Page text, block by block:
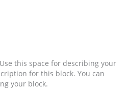
this space for describing your
for this block. You can
your block.